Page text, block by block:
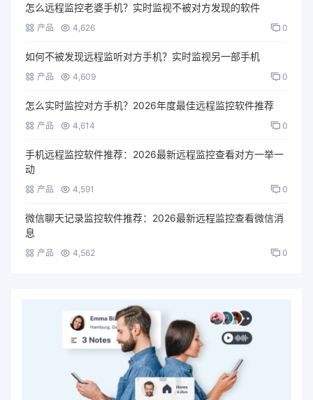
怎么远程监控老婆手机？实时监视不被对方发现的软件
产品 4,626 0
如何不被发现远程监听对方手机？实时监视另一部手机
产品 4,609 0
怎么实时监控对方手机？2026年度最佳远程监控软件推荐
产品 4,614 0
手机远程监控软件推荐：2026最新远程监控查看对方一举一
动
产品 4,591 0
微信聊天记录监控软件推荐：2026最新远程监控查看微信消
息
产品 4,562 0